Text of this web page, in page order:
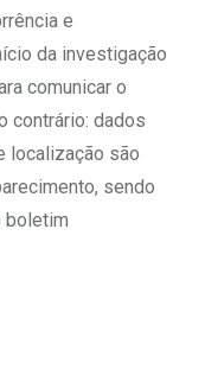
e
da investigação
comunicar o
contrário: dados
localização são
sendo
boletim